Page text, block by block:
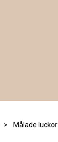
Målade luckor